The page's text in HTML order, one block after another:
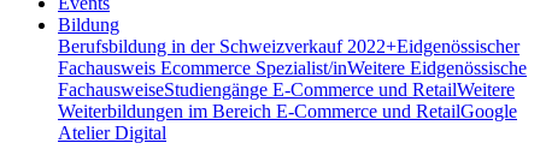
Bildung
Berufsbildung in der Schweizverkauf 2022+Eidgenössischer
Fachausweis Ecommerce Spezialist/inWeitere Eidgenössische
FachausweiseStudiengänge E-Commerce und RetailWeitere
Weiterbildungen im Bereich E-Commerce und RetailGoogle
Atelier Digital